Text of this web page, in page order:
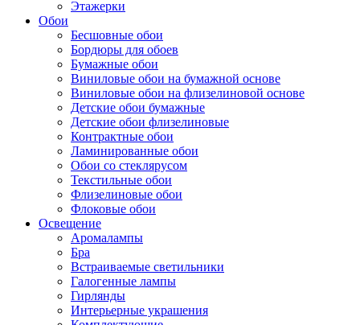
Этажерки
Обои
Бесшовные обои
Бордюры для обоев
Бумажные обои
Виниловые обои на бумажной основе
Виниловые обои на флизелиновой основе
Детские обои бумажные
Детские обои флизелиновые
Контрактные обои
Ламинированные обои
Обои со стеклярусом
Текстильные обои
Флизелиновые обои
Флоковые обои
Освещение
Аромалампы
Бра
Встраиваемые светильники
Галогенные лампы
Гирлянды
Интерьерные украшения